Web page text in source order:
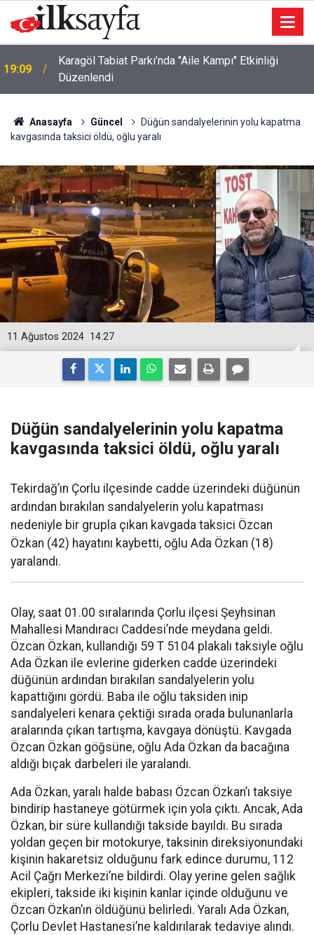
19:09
Karagöl Tabiat Parkı’nda "Aile Kampı" Etkinliği
Düzenlendi
Anasayfa Güncel
Düğün sandalyelerinin yolu kapatma
kavgasında taksici öldü, oğlu yaralı
14:27
11 Ağustos 2024
Düğün sandalyelerinin yolu kapatma
kavgasında taksici öldü, oğlu yaralı
Tekirdağ’ın Çorlu ilçesinde cadde üzerindeki düğünün
ardından bırakılan sandalyelerin yolu kapatması
nedeniyle bir grupla çıkan kavgada taksici Özcan
Özkan (42) hayatını kaybetti, oğlu Ada Özkan (18)
yaralandı.
Olay, saat 01.00 sıralarında Çorlu ilçesi Şeyhsinan
Mahallesi Mandıracı Caddesi’nde meydana geldi.
Özcan Özkan, kullandığı 59 T 5104 plakalı taksiyle oğlu
Ada Özkan ile evlerine giderken cadde üzerindeki
düğünün ardından bırakılan sandalyelerin yolu
kapattığını gördü. Baba ile oğlu taksiden inip
sandalyeleri kenara çektiği sırada orada bulunanlarla
aralarında çıkan tartışma, kavgaya dönüştü. Kavgada
Özcan Özkan göğsüne, oğlu Ada Özkan da bacağına
aldığı bıçak darbeleri ile yaralandı.
Ada Özkan, yaralı halde babası Özcan Özkan’ı taksiye
bindirip hastaneye götürmek için yola çıktı. Ancak, Ada
Özkan, bir süre kullandığı takside bayıldı. Bu sırada
yoldan geçen bir motokurye, taksinin direksiyonundaki
kişinin hakaretsiz olduğunu fark edince durumu, 112
Acil Çağrı Merkezi’ne bildirdi. Olay yerine gelen sağlık
ekipleri, takside iki kişinin kanlar içinde olduğunu ve
Özcan Özkan’ın öldüğünü belirledi. Yaralı Ada Özkan,
Çorlu Devlet Hastanesi’ne kaldırılarak tedaviye alındı.